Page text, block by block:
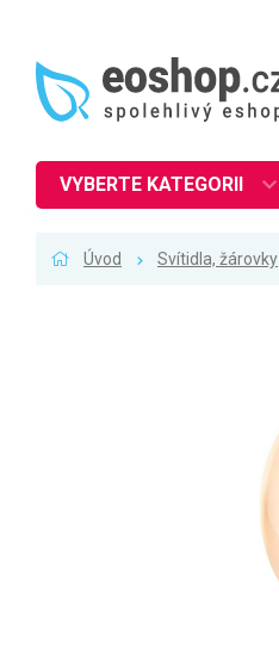
VYBERTE KATEGORII
Úvod Svítidla, žárovky